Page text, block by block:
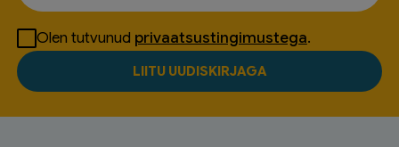
Olen tutvunud privaatsustingimustega.